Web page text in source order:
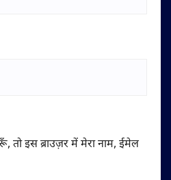
तो इस ब्राउज़र में मेरा नाम, ईमेल